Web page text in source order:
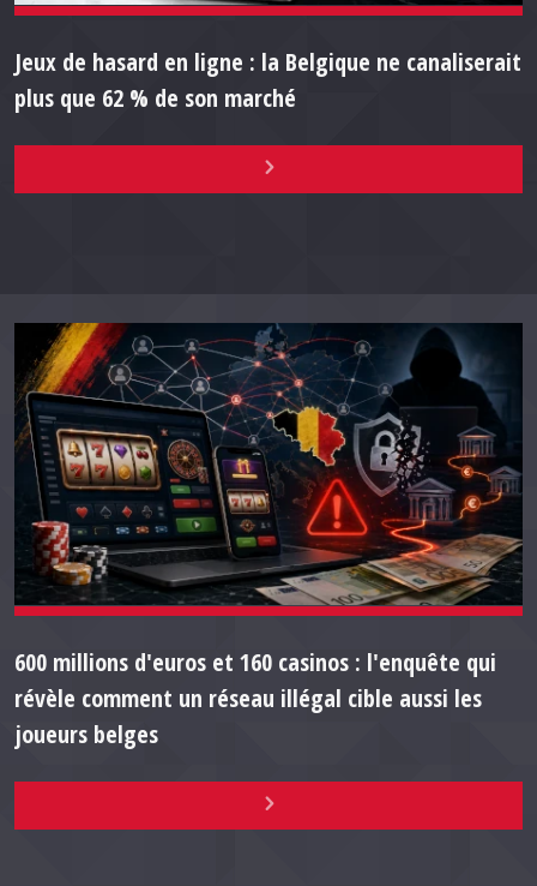
Jeux de hasard en ligne : la Belgique ne canaliserait
plus que 62 % de son marché
600 millions d'euros et 160 casinos : l'enquête qui
révèle comment un réseau illégal cible aussi les
joueurs belges